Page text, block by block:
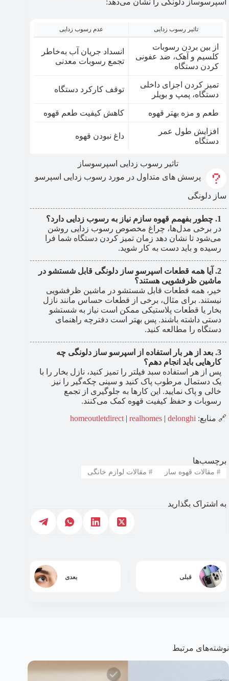
تاثیر رسوب زدایی عدم رسوب زدایی
از بین بردن رسوبات
کلسیم و آهک، ضد عفونی
کردن دستگاه
انسداد جریان آب به‌خاطر
تجمع رسوبات معدنی
تمیز کردن اجزای داخلی
دستگاه، پمپ و بویلر
توقف کارکرد دستگاه
طعم و مزه بهتر قهوه کاهش کیفیت طعم قهوه
افزایش طول عمر
دستگاه
داغ نبودن قهوه
تاثیر رسوب زدایی اسپرسوساز
پرسش های متداول در مورد رسوب زدایی اسپرسو
ساز دلونگی
چطور بفهمم قهوه سازم نیاز به رسوب ‌زدایی دارد؟
در برخی مدل‌ها، چراغ مخصوص رسوب ‌زدایی روشن
می‌شود تا نشان دهد زمان تمیز کردن دستگاه شما فرا
رسیده و باید دست به کار شوید.
آیا همه قطعات اسپرسو ساز دلونگی قابل شستشو در
ماشین ظرفشویی هستند؟
خیر، همه قطعات قابل شستشو در ماشین ظرفشویی
نیستند. برای مثال، برخی از قطعات حساس مانند نازل
بخار یا قطعات پلاستیکی ممکن است نیاز به شستشو
دستی داشته باشند. پس بهتر است دفترچه راهنمای
دستگاه را مطالعه کنید.
بعد از هر بار استفاده از اسپرسو ساز دلونگی چه
کارهایی باید انجام دهم؟
پس از هر استفاده سبد فیلتر را تمیز کنید، نازل بخار را با
یک دستمال مرطوب پاک کنید و سینی چکه‌گیر را نیز
خالی و پاک نمایید. این کارها به جلوگیری از تجمع
رسوبات و حفظ کیفیت قهوه کمک می‌کنند.
🔗 منابع:
homeoutletdirect | realhomes | delonghi
برچسب‌ها
#مقالات قهوه ساز #مقالات لوازم خانگی
به اشتراک بگذارید
قبلی بعدی
نوشته‌های مرتبط